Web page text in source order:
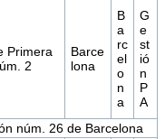
Primera
2
Barce
lona
B
a
rc
el
o
n
a
G
e
st
ió
n
P
A
núm. 26 de Barcelona